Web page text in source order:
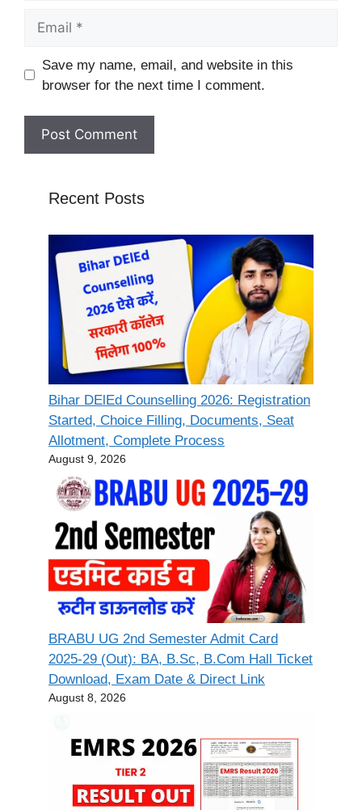
Email
Website
Save my name, email, and website in this
browser for the next time I comment.
Recent Posts
Bihar DElEd Counselling 2026: Registration
Started, Choice Filling, Documents, Seat
Allotment, Complete Process
August 9, 2026
BRABU UG 2nd Semester Admit Card
2025-29 (Out): BA, B.Sc, B.Com Hall Ticket
Download, Exam Date & Direct Link
August 8, 2026